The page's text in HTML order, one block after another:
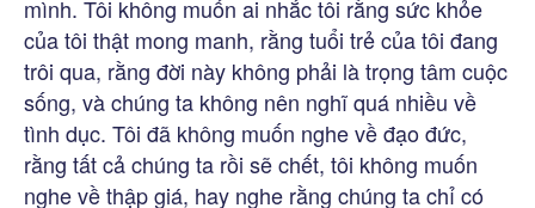
mình. Tôi không muốn ai nhắc tôi rằng sức khỏe
của tôi thật mong manh, rằng tuổi trẻ của tôi đang
trôi qua, rằng đời này không phải là trọng tâm cuộc
sống, và chúng ta không nên nghĩ quá nhiều về
tình dục. Tôi đã không muốn nghe về đạo đức,
rằng tất cả chúng ta rồi sẽ chết, tôi không muốn
nghe về thập giá, hay nghe rằng chúng ta chỉ có